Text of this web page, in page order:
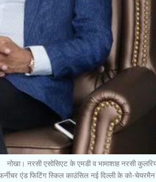
व भामाशाह नरसी कुलरिया
एंड फिटिंग स्किल काउंसिल नई दिल्ली के को-